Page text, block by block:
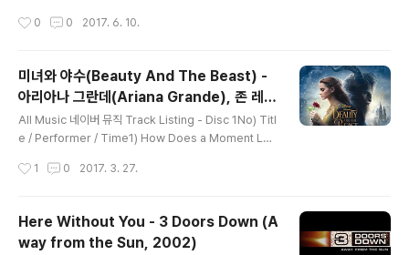
meAnd it never feels the way I wantBut I keep o
Have you seen it all?Have you done this once b
efore?Did they tell youyou'll love this life and all
these lights?Now you're lying on the floorAnd th
ey knowwhat do..
0 0 2017. 6. 10.
미녀와 야수(Beauty And The Beast) -
아리아나 그란데(Ariana Grande), 존 레전
드(John Legend) (Beauty and the Be
ast, 2017)
All Music 네이버 뮤직 Track Listing - Disc 1No) Titl
e / Performer / Time1) How Does a Moment Las
east / Ariana Grande, John Legend / 3:483) Eve
Menken / 0:436) Aria / Audra McDonald / 1:037)
Prologue, Pt. 2 (Main Title) / Alan Menken / 2:22
1 0 2017. 3. 27.
Here Without You - 3 Doors Down (A
way from the Sun, 2002)